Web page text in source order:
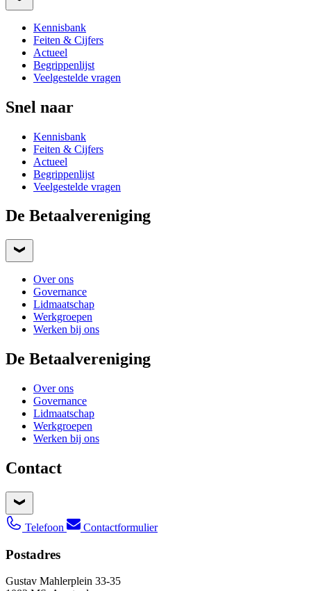
Kennisbank
Feiten & Cijfers
Actueel
Begrippenlijst
Veelgestelde vragen
Snel naar
Kennisbank
Feiten & Cijfers
Actueel
Begrippenlijst
Veelgestelde vragen
De Betaalvereniging
Over ons
Governance
Lidmaatschap
Werkgroepen
Werken bij ons
De Betaalvereniging
Over ons
Governance
Lidmaatschap
Werkgroepen
Werken bij ons
Contact
Telefoon Contactformulier
Postadres
Gustav Mahlerplein 33-35